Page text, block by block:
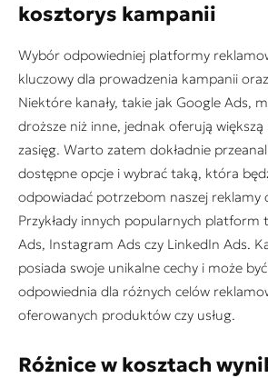
kosztorys kampanii
Wybór odpowiedniej platformy
kluczowy dla prowadzenia kampanii
Niektóre kanały, takie jak Google Ads,
droższe niż inne, jednak oferują większą
zasięg. Warto zatem dokładnie
dostępne opcje i wybrać taką, która
odpowiadać potrzebom naszej reklamy
Przykłady innych popularnych platform
Ads, Instagram Ads czy LinkedIn Ads.
posiada swoje unikalne cechy i może
odpowiednia dla różnych celów
oferowanych produktów czy usług.
Różnice w kosztach